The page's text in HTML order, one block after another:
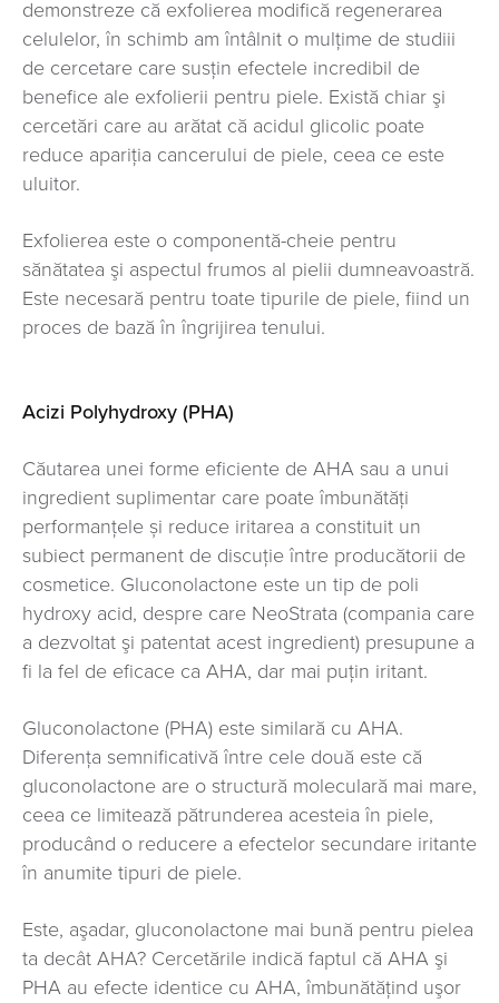
demonstreze că exfolierea modifică regenerarea
celulelor, în schimb am întâlnit o mulțime de studiii
de cercetare care susţin efectele incredibil de
benefice ale exfolierii pentru piele. Există chiar şi
cercetări care au arătat că acidul glicolic poate
reduce apariția cancerului de piele, ceea ce este
uluitor.
Exfolierea este o componentă-cheie pentru
sănătatea şi aspectul frumos al pielii dumneavoastră.
Este necesară pentru toate tipurile de piele, fiind un
proces de bază în îngrijirea tenului.
Acizi Polyhydroxy (PHA)
Căutarea unei forme eficiente de AHA sau a unui
ingredient suplimentar care poate îmbunătăți
performanțele și reduce iritarea a constituit un
subiect permanent de discuție între producătorii de
cosmetice. Gluconolactone este un tip de poli
hydroxy acid, despre care NeoStrata (compania care
a dezvoltat şi patentat acest ingredient) presupune a
fi la fel de eficace ca AHA, dar mai puțin iritant.
Gluconolactone (PHA) este similară cu AHA.
Diferența semnificativă între cele două este că
gluconolactone are o structură moleculară mai mare,
ceea ce limitează pătrunderea acesteia în piele,
producând o reducere a efectelor secundare iritante
în anumite tipuri de piele.
Este, aşadar, gluconolactone mai bună pentru pielea
ta decât AHA? Cercetările indică faptul că AHA şi
PHA au efecte identice cu AHA, îmbunătăţind uşor